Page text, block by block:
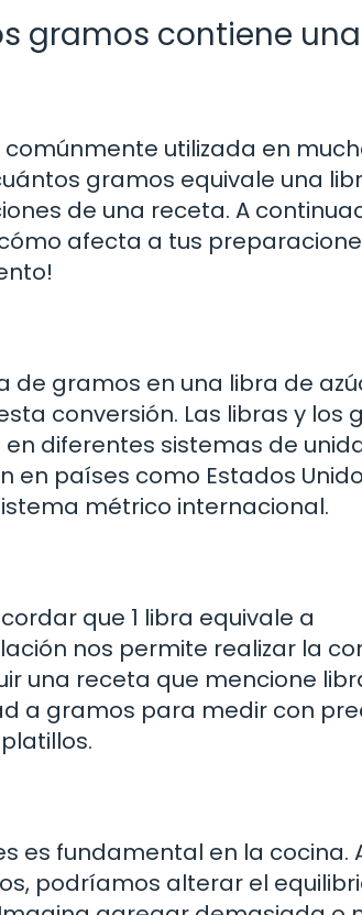
gramos contiene
utilizada en
gramos equivale una
de una receta. A
afecta a tus
gramos en una libra de
conversión. Las libras y los
diferentes sistemas de
países como Estados
métrico internacional.
que 1 libra equivale a
nos permite realizar la
una receta que mencione
a gramos para medir con
es fundamental en la cocina.
podríamos alterar el